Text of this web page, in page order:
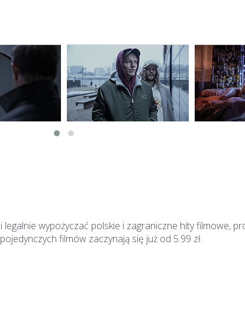
wypożyczać polskie i zagraniczne hity filmowe,
filmów zaczynają się już od 5.99 zł.